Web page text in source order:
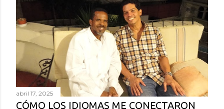
abril 17, 2025
CÓMO LOS IDIOMAS ME CONECTARON